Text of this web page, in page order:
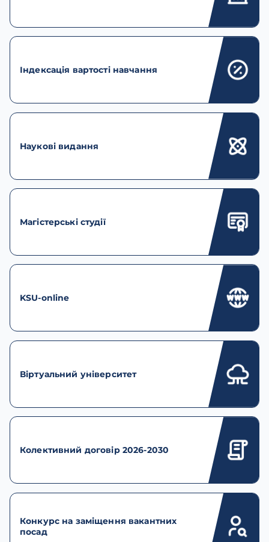
Індексація вартості навчання
Наукові видання
Магістерські студії
KSU-online
Віртуальний університет
Колективний договір 2026-2030
Конкурс на заміщення вакантних
посад